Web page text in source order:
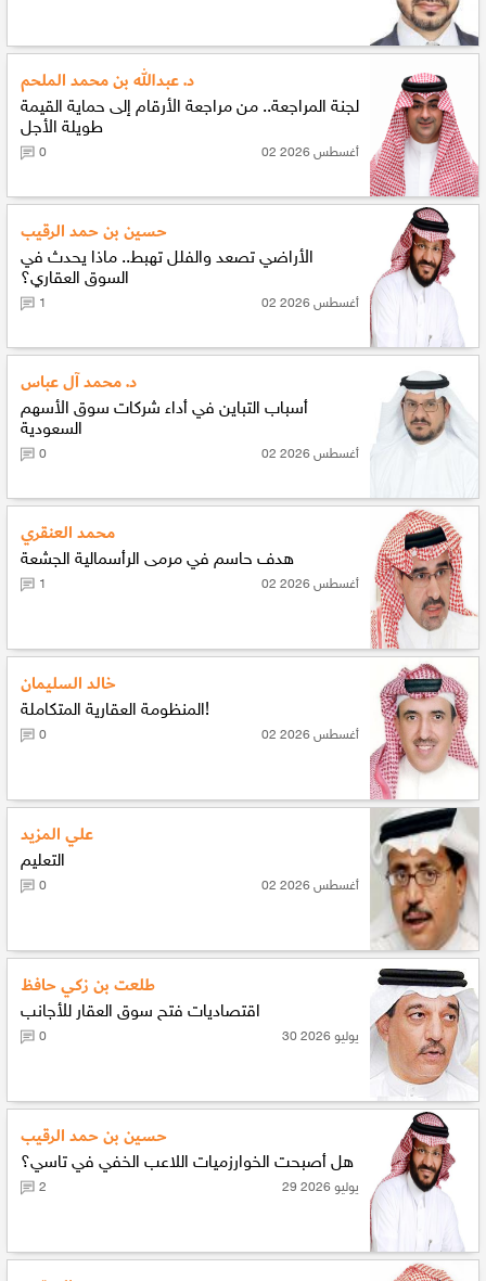
د. عبدالله بن محمد الملحم
لجنة المراجعة.. من مراجعة الأرقام إلى حماية القيمة
طويلة الأجل
02 أغسطس 2026 0
حسين بن حمد الرقيب
الأراضي تصعد والفلل تهبط.. ماذا يحدث في
السوق العقاري؟
02 أغسطس 2026 1
د. محمد آل عباس
أسباب التباين في أداء شركات سوق الأسهم
السعودية
02 أغسطس 2026 0
محمد العنقري
هدف حاسم في مرمى الرأسمالية الجشعة
02 أغسطس 2026 1
خالد السليمان
المنظومة العقارية المتكاملة!
02 أغسطس 2026 0
علي المزيد
التعليم
02 أغسطس 2026 0
طلعت بن زكي حافظ
اقتصاديات فتح سوق العقار للأجانب
30 يوليو 2026 0
حسين بن حمد الرقيب
هل أصبحت الخوارزميات اللاعب الخفي في تاسي؟
29 يوليو 2026 2